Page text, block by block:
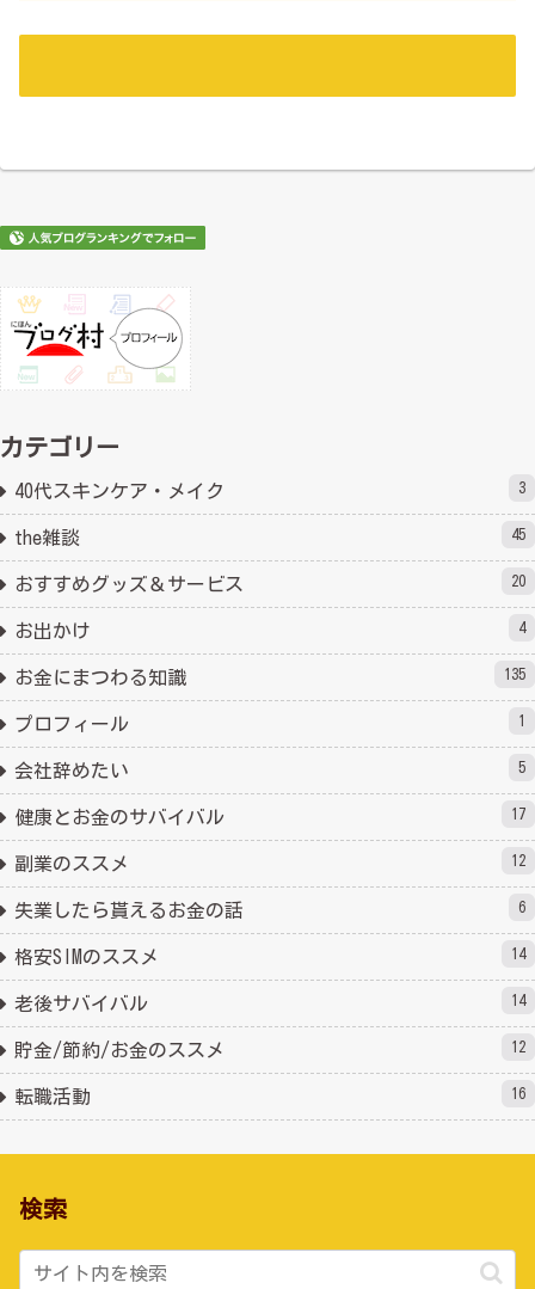
カテゴリー
40代スキンケア・メイク 3
the雑談 45
おすすめグッズ＆サービス 20
お出かけ 4
お金にまつわる知識 135
プロフィール 1
会社辞めたい 5
健康とお金のサバイバル 17
副業のススメ 12
失業したら貰えるお金の話 6
格安SIMのススメ 14
老後サバイバル 14
貯金/節約/お金のススメ 12
転職活動 16
検索